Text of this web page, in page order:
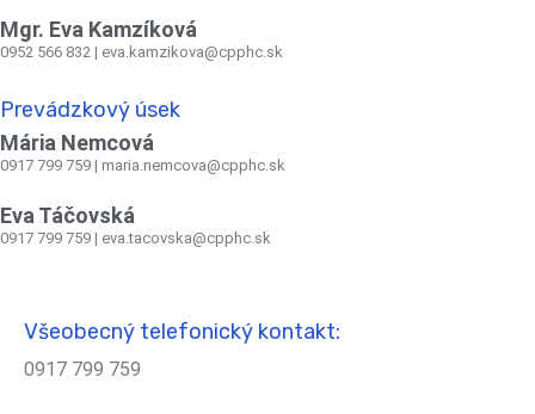
Mgr. Eva Kamzíková
0952 566 832 | eva.kamzikova@cpphc.sk
Prevádzkový úsek
Mária Nemcová
0917 799 759 | maria.nemcova@cpphc.sk
Eva Táčovská
0917 799 759 | eva.tacovska@cpphc.sk
Všeobecný telefonický kontakt:
0917 799 759